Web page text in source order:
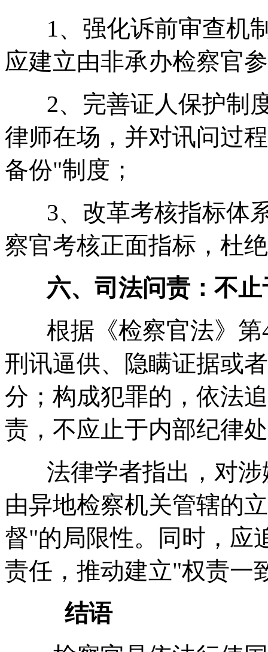
1、强化诉前审查机
应建立由非承办检察官
2、完善证人保护制
律师在场，并对讯问过
备份"制度；
3、改革考核指标体
察官考核正面指标，杜
六、司法问责：不
根据《检察官法》第
刑讯逼供、隐瞒证据或
分；构成犯罪的，依法
责，不应止于内部纪律
法律学者指出，对涉
由异地检察机关管辖的
督"的局限性。同时，应
责任，推动建立"权责一
结语